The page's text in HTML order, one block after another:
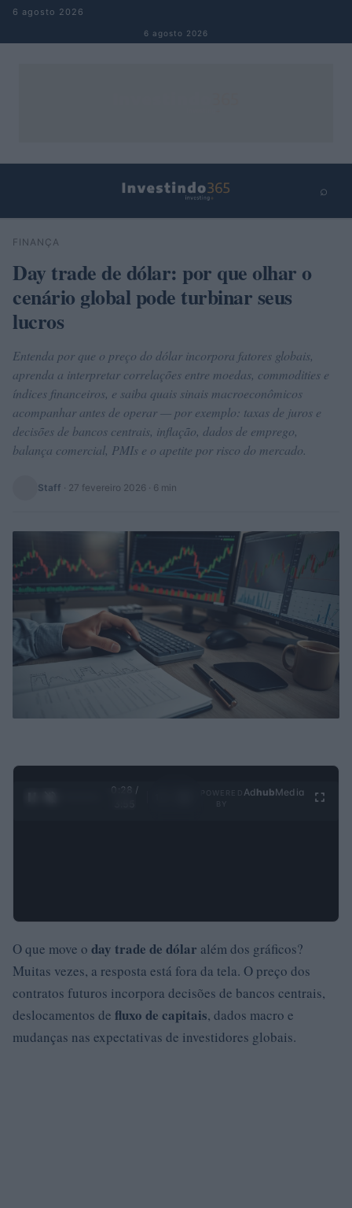
Pular para o conteúdo
6 agosto 2026
6 agosto 2026
⌕
Buscar
FINANÇA
Day trade de dólar: por que olhar o
cenário global pode turbinar seus
lucros
Entenda por que o preço do dólar incorpora fatores globais,
aprenda a interpretar correlações entre moedas, commodities e
índices financeiros, e saiba quais sinais macroeconômicos
acompanhar antes de operar — por exemplo: taxas de juros e
decisões de bancos centrais, inflação, dados de emprego,
balança comercial, PMIs e o apetite por risco do mercado.
Staff · 27 fevereiro 2026 · 6 min
0:30 /
Ad hubMedia
O que move o day trade de dólar além dos gráficos?
Muitas vezes, a resposta está fora da tela. O preço dos
contratos futuros incorpora decisões de bancos centrais,
deslocamentos de fluxo de capitais, dados macro e
mudanças nas expectativas de investidores globais.